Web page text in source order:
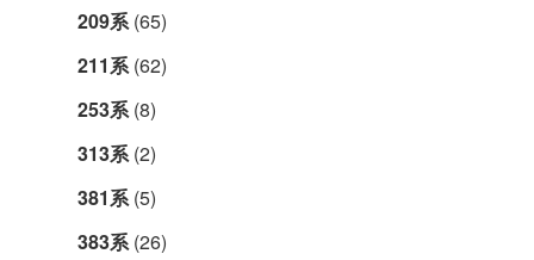
209系(65)
211系(62)
253系(8)
313系(2)
381系(5)
383系(26)